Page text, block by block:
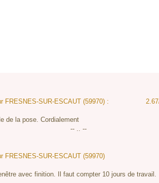
FRESNES-SUR-ESCAUT (59970) :
de la pose. Cordialement
-- .. --
FRESNES-SUR-ESCAUT (59970)
avec finition. Il faut compter 10 jours de travail.